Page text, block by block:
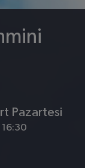
Pazartesi
16:30